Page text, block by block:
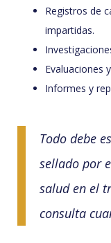
Registros de
impartidas.
Evaluaciones
Informes y
Todo debe
sellado por
salud en el
consulta